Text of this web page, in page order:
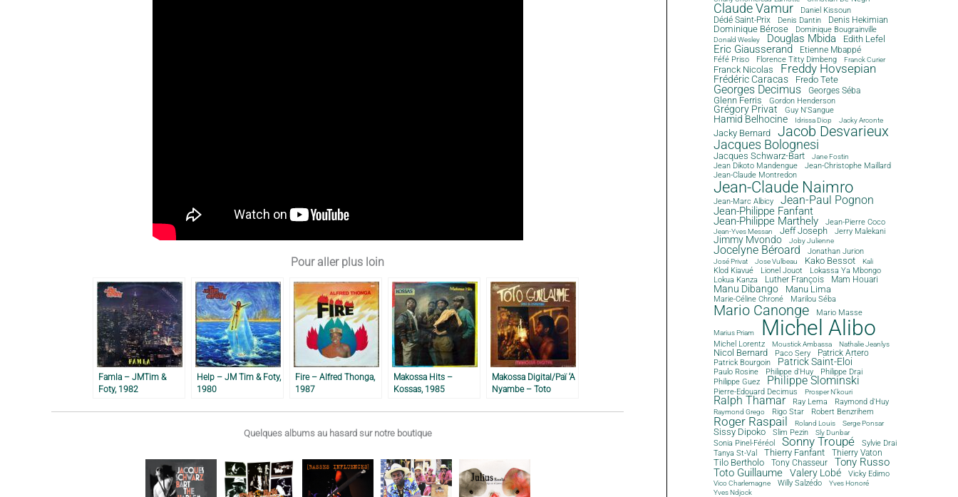
Pour aller plus loin
Famla – JMTim &
Foty, 1982
Help – JM Tim & Foty,
1980
Fire – Alfred Thonga,
1987
Makossa Hits –
Kossas, 1985
Makossa Digital/Paï ‘A
Nyambe – Toto
Quelques albums au hasard sur notre boutique
Claude Vamur Daniel Kissoun
Dédé Saint-Prix Denis Dantin Denis Hekimian
Dominique Bérose Dominique Bougrainville
Donald Wesley Douglas Mbida Edith Lefel
Eric Giausserand Etienne Mbappé
Féfé Priso Florence Titty Dimbeng Franck Curier
Franck Nicolas Freddy Hovsepian
Frédéric Caracas Fredo Tete
Georges Decimus Georges Séba
Glenn Ferris Gordon Henderson
Grégory Privat Guy N'Sangue
Hamid Belhocine Idrissa Diop Jacky Arconte
Jacky Bernard Jacob Desvarieux
Jacques Bolognesi
Jacques Schwarz-Bart Jane Fostin
Jean Dikoto Mandengue
Jean-Christophe Maillard
Jean-Claude Montredon
Jean-Claude Naimro
Jean-Marc Albicy Jean-Paul Pognon
Jean-Philippe Fanfant
Jean-Philippe Marthely Jean-Pierre Coco
Jean-Yves Messan Jeff Joseph Jerry Malekani
Jimmy Mvondo Joby Julienne
Jocelyne Béroard Jonathan Jurion
José Privat Jose Vulbeau Kako Bessot Kali
Klod Kiavué Lionel Jouot
Lokassa Ya Mbongo
Lokua Kanza
Luther François Mam Houari
Manu Dibango Manu Lima
Marie-Céline Chroné Marilou Séba
Mario Canonge Mario Masse
Marius Priam Michel Alibo
Michel Lorentz Moustick Ambassa Nathalie Jeanlys
Nicol Bernard Paco Sery
Patrick Artero
Patrick Bourgoin
Patrick Saint-Eloi
Paulo Rosine Philippe d'Huy
Philippe Drai
Philippe Guez
Philippe Slominski
Pierre-Edouard Decimus Prosper N'kouri
Ralph Thamar Ray Lema Raymond d'Huy
Raymond Grego Rigo Star Robert Benzrihem
Roger Raspail Roland Louis Serge Ponsar
Sissy Dipoko Slim Pezin Sly Dunbar
Sonia Pinel-Féréol Sonny Troupé Sylvie Drai
Tanya St-Val Thierry Fanfant Thierry Vaton
Tilo Bertholo Tony Chasseur
Tony Russo
Toto Guillaume
Valery Lobé Vicky Edimo
Vico Charlemagne Willy Salzédo
Yves Honoré
Yves Ndjock